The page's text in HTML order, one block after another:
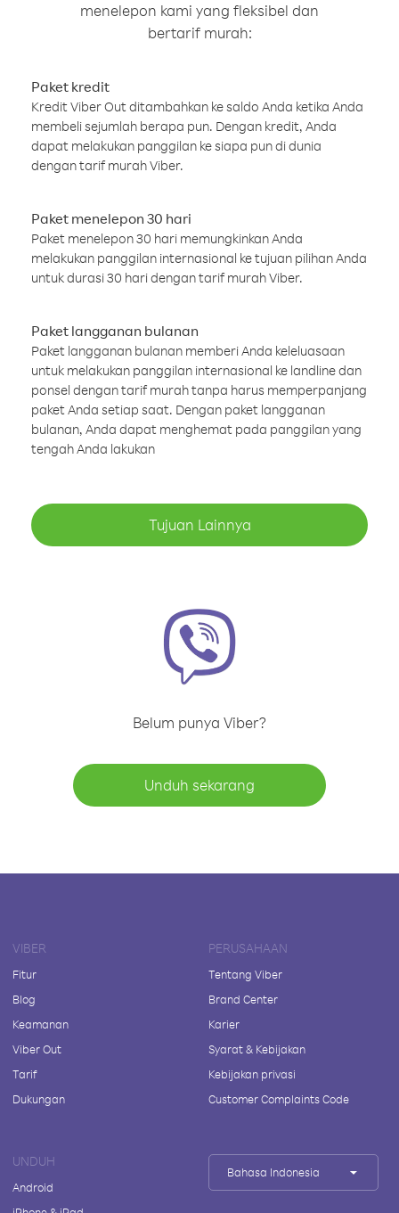
menelepon kami yang fleksibel dan
bertarif murah:
Paket kredit
Kredit Viber Out ditambahkan ke saldo Anda ketika Anda
membeli sejumlah berapa pun. Dengan kredit, Anda
dapat melakukan panggilan ke siapa pun di dunia
dengan tarif murah Viber.
Paket menelepon 30 hari
Paket menelepon 30 hari memungkinkan Anda
melakukan panggilan internasional ke tujuan pilihan Anda
untuk durasi 30 hari dengan tarif murah Viber.
Paket langganan bulanan
Paket langganan bulanan memberi Anda keleluasaan
untuk melakukan panggilan internasional ke landline dan
ponsel dengan tarif murah tanpa harus memperpanjang
paket Anda setiap saat. Dengan paket langganan
bulanan, Anda dapat menghemat pada panggilan yang
tengah Anda lakukan
Tujuan Lainnya
Belum punya Viber?
Unduh sekarang
VIBER
Fitur
Blog
Keamanan
Viber Out
Tarif
Dukungan
PERUSAHAAN
Tentang Viber
Brand Center
Karier
Syarat & Kebijakan
Kebijakan privasi
Customer Complaints Code
UNDUH
Android
Bahasa Indonesia